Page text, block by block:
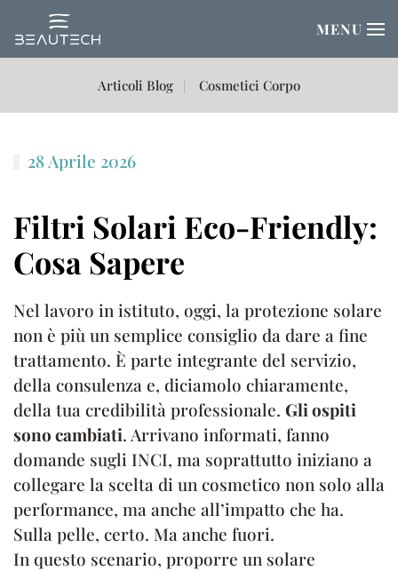
Passa al contenuto principale
MENU
Articoli Blog Cosmetici Corpo
28 Aprile 2026
Filtri Solari Eco-Friendly:
Cosa Sapere
Nel lavoro in istituto, oggi, la protezione solare
non è più un semplice consiglio da dare a fine
trattamento. È parte integrante del servizio,
della consulenza e, diciamolo chiaramente,
della tua credibilità professionale. Gli ospiti
sono cambiati. Arrivano informati, fanno
domande sugli INCI, ma soprattutto iniziano a
collegare la scelta di un cosmetico non solo alla
performance, ma anche all’impatto che ha.
Sulla pelle, certo. Ma anche fuori.
In questo scenario, proporre un solare